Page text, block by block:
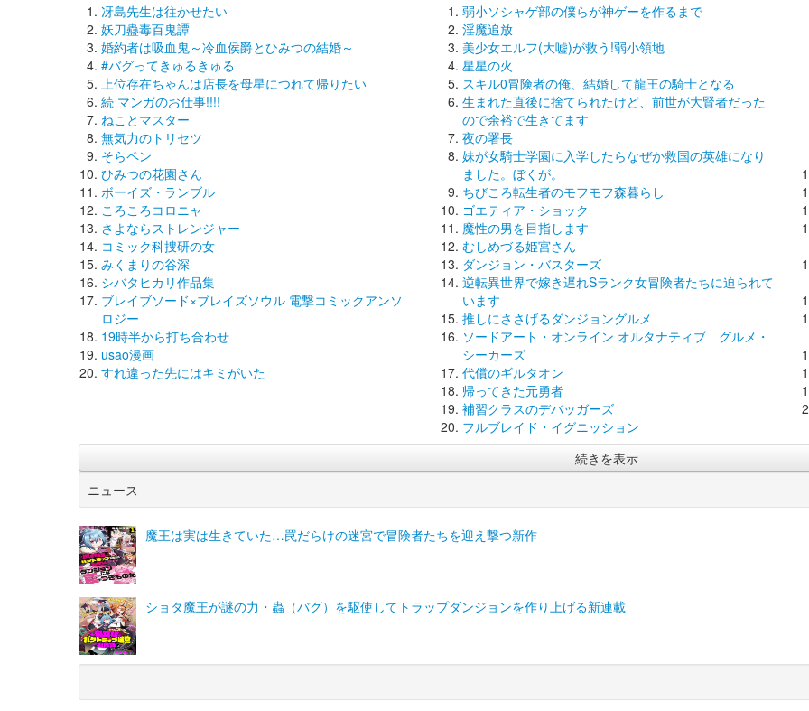
冴島先生は往かせたい
妖刀蠱毒百鬼譚
婚約者は吸血鬼～冷血侯爵とひみつの結婚～
#バグってきゅるきゅる
上位存在ちゃんは店長を母星につれて帰りたい
続 マンガのお仕事!!!!
ねことマスター
無気力のトリセツ
そらペン
ひみつの花園さん
ボーイズ・ランブル
ころころコロニャ
さよならストレンジャー
コミック科捜研の女
みくまりの谷深
シバタヒカリ作品集
ブレイブソード×ブレイズソウル 電撃コミックアンソ
ロジー
19時半から打ち合わせ
usao漫画
すれ違った先にはキミがいた
弱小ソシャゲ部の僕らが神ゲーを作るまで
淫魔追放
美少女エルフ(大嘘)が救う!弱小領地
星星の火
スキル0冒険者の俺、結婚して龍王の騎士となる
生まれた直後に捨てられたけど、前世が大賢者だった
ので余裕で生きてます
夜の署長
妹が女騎士学園に入学したらなぜか救国の英雄になり
ました。ぼくが。
ちびころ転生者のモフモフ森暮らし
ゴエティア・ショック
魔性の男を目指します
むしめづる姫宮さん
ダンジョン・バスターズ
逆転異世界で嫁き遅れSランク女冒険者たちに迫られて
います
推しにささげるダンジョングルメ
ソードアート・オンライン オルタナティブ グルメ・
シーカーズ
代償のギルタオン
帰ってきた元勇者
補習クラスのデバッガーズ
フルブレイド・イグニッション
続きを表示
ニュース
魔王は実は生きていた…罠だらけの迷宮で冒険者たちを迎え撃つ新作
ショタ魔王が謎の力・蟲（バグ）を駆使してトラップダンジョンを作り上げる新連載